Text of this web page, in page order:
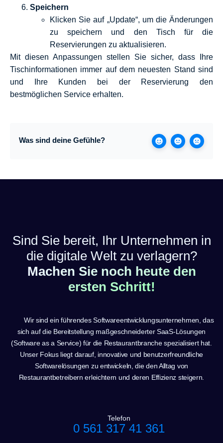
Speichern
Klicken Sie auf „Update“, um die Änderungen
zu speichern und den Tisch für die
Reservierungen zu aktualisieren.
Mit diesen Anpassungen stellen Sie sicher, dass Ihre
Tischinformationen immer auf dem neuesten Stand sind
und Ihre Kunden bei der Reservierung den
bestmöglichen Service erhalten.
Was sind deine Gefühle?
Sind Sie bereit, Ihr Unternehmen in
die digitale Welt zu verlagern?
Machen Sie noch heute den
ersten Schritt!
Wir sind ein führendes Softwareentwicklungsunternehmen, das
sich auf die Bereitstellung maßgeschneiderter SaaS-Lösungen
(Software as a Service) für die Restaurantbranche spezialisiert hat.
Unser Fokus liegt darauf, innovative und benutzerfreundliche
Softwarelösungen zu entwickeln, die den Alltag von
Restaurantbetreibern erleichtern und deren Effizienz steigern.
Telefon
0 561 317 41 361